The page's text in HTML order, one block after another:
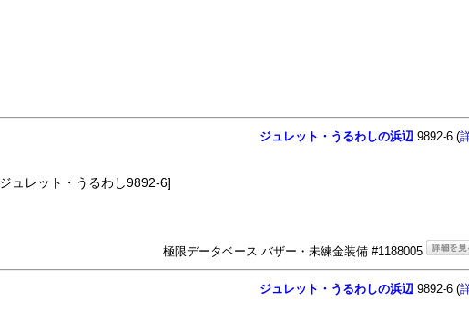
ジュレット・うるわしの浜辺 9892-6 (
ュレット・うるわし9892-6]
極限データベース バザー・未練金装備 #1188005
ジュレット・うるわしの浜辺 9892-6 (